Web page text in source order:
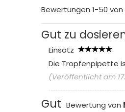
Bewertungen 1-50 von
Gut zu
Einsatz
Die Tropfenpipette
(Veröffentlicht am
Gut Bewertung von